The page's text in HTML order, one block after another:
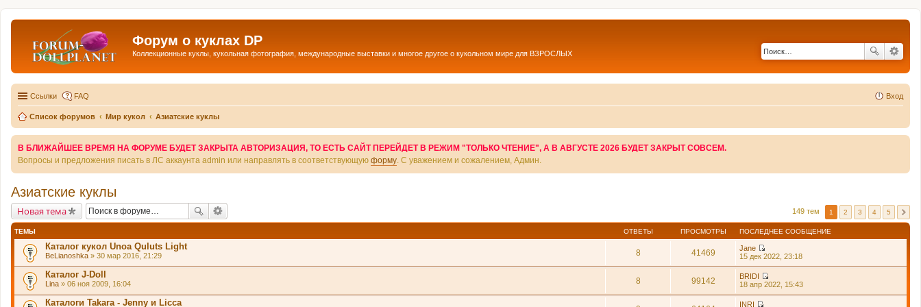
Форум о куклах DP
Коллекционные куклы, кукольная фотография, международные выставки и многое другое о кукольном мире для ВЗРОСЛЫХ
Ссылки FAQ Вход
Список форумов Мир кукол Азиатские куклы
В БЛИЖАЙШЕЕ ВРЕМЯ НА ФОРУМЕ БУДЕТ ЗАКРЫТА АВТОРИЗАЦИЯ, ТО ЕСТЬ САЙТ ПЕРЕЙДЕТ В РЕЖИМ "ТОЛЬКО ЧТЕНИЕ", А В АВГУСТЕ 2026 БУДЕТ ЗАКРЫТ СОВСЕМ.
Вопросы и предложения писать в ЛС аккаунта admin или направлять в соответствующую форму . С уважением и сожалением, Админ.
Азиатские куклы
Новая тема 149 тем 1 2 3 4 5
ТЕМЫ ОТВЕТЫ ПРОСМОТРЫ ПОСЛЕДНЕЕ СООБЩЕНИЕ
Каталог кукол Unoa Quluts Light
BeLianoshka » 30 мар 2016, 21:29 8 41469
Jane
П
р
е
й
т
15 дек 2022, 23:18
Каталог J-Doll
Lina » 06 ноя 2009, 16:04 8 99142
BRIDI
П
18 апр 2022, 15:43
Каталоги Takara - Jenny и Licca
INRI